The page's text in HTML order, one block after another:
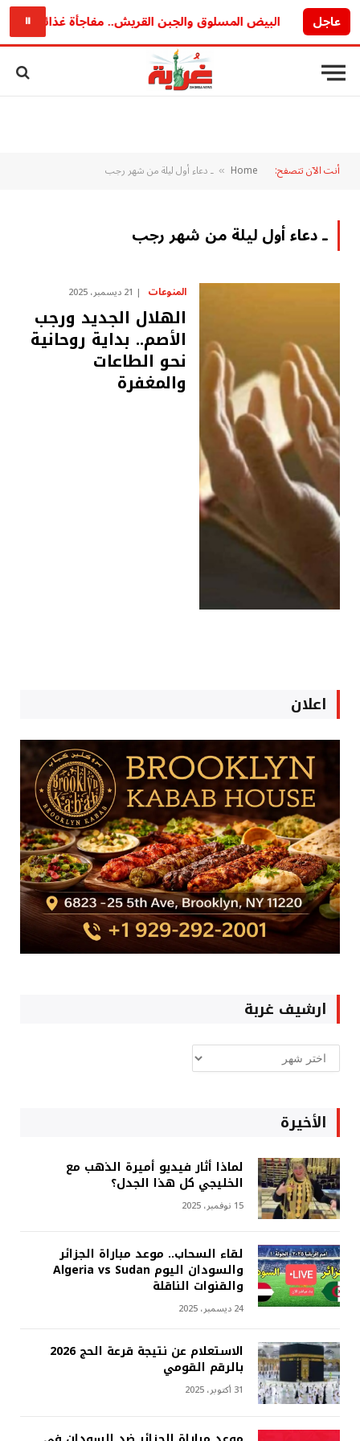
عاجل البيض المسلوق والجبن القريش.. مفاجأة غذائية قد
⏸
أنت الآن تتصفح: Home
» ـ دعاء أول ليلة من شهر رجب
ـ دعاء أول ليلة من شهر رجب
المنوعات 21 ديسمبر، 2025
الهلال الجديد ورجب
الأصم.. بداية روحانية
نحو الطاعات
والمغفرة
اعلان
ارشيف غربة
ارشيف
غربة
الأخيرة
لماذا أثار فيديو أميرة الذهب مع
الخليجي كل هذا الجدل؟
15 نوفمبر، 2025
لقاء السحاب.. موعد مباراة الجزائر
والسودان اليوم Algeria vs Sudan
والقنوات الناقلة
24 ديسمبر، 2025
الاستعلام عن نتيجة قرعة الحج 2026
بالرقم القومي
31 أكتوبر، 2025